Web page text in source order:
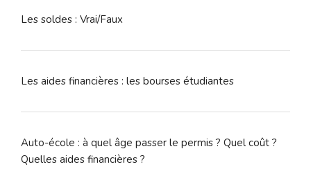
Les soldes : Vrai/Faux
Les aides financières : les bourses étudiantes
Auto-école : à quel âge passer le permis ? Quel coût ?
Quelles aides financières ?